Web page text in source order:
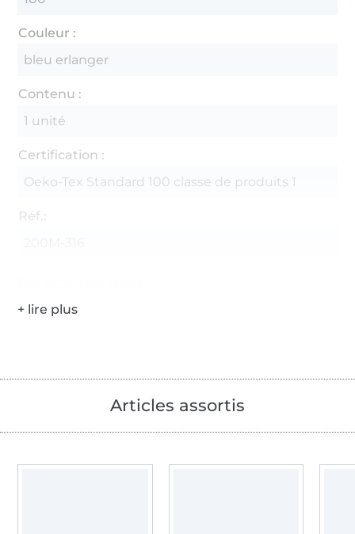
Couleur :
bleu erlanger
Contenu :
1 unité
Certification :
Oeko-Tex Standard 100 classe de produits 1
Réf.:
Articles assortis